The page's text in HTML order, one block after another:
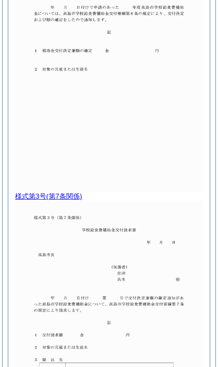
様式第3号(第7条関係)